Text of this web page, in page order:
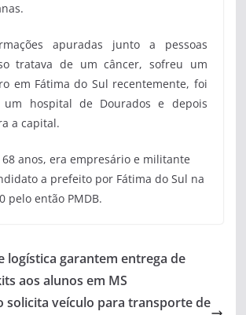
apuradas junto a pessoas
tratava de um câncer, sofreu um
em Fátima do Sul recentemente, foi
um hospital de Dourados e depois
a capital.
anos, era empresário e militante
a prefeito por Fátima do Sul na
pelo então PMDB.
logística garantem entrega de
aos alunos em MS
solicita veículo para transporte de